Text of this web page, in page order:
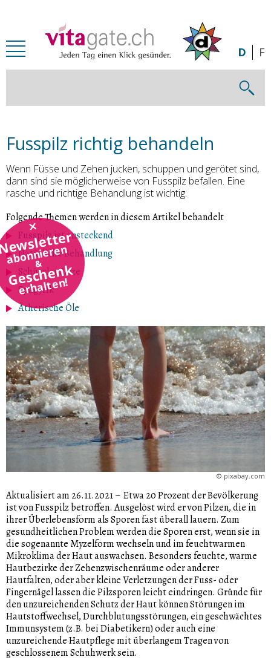
abonnieren
&
Geschenk
erhalten!
D F
Fusspilz richtig behandeln
Wenn Füsse und Zehen jucken, schuppen und gerötet sind,
dann sind sie möglicherweise von Fusspilz befallen. Eine
rasche und richtige Behandlung ist wichtig.
Folgende Themen werden in diesem Artikel behandelt
Fusspilz ist ansteckend
Natürliche Behandlung
Schüssler Salze
Spagyrik
Ätherische Öle
© pixabay.com
Aktualisiert am 26.11.2021– Etwa 20 Prozent der Bevölkerung
ist von Fusspilz betroffen. Ausgelöst wird er von Pilzen, die in
ihrer Überlebensform als Sporen fast überall lauern. Zum
gesundheitlichen Problem werden die Sporen erst, wenn sie in
die sogenannte Myzelform wechseln und im feuchtwarmen
Mikroklima der Haut auswachsen. Besonders feuchte, warme
Hautbezirke der Zehenzwischenräume oder anderer
Hautfalten, oder aber kleine Verletzungen der Fuss- oder
Fingernägel lassen die Pilzsporen leicht eindringen. Gründe für
den unzureichenden Schutz der Haut können Störungen im
Hautstoffwechsel, Durchblutungsstörungen, ein geschwächtes
Immunsystem (z.B. bei Diabetikern) oder auch eine
unzureichende Hautpflege mit überlangem Tragen von
geschlossenem Schuhwerk sein.